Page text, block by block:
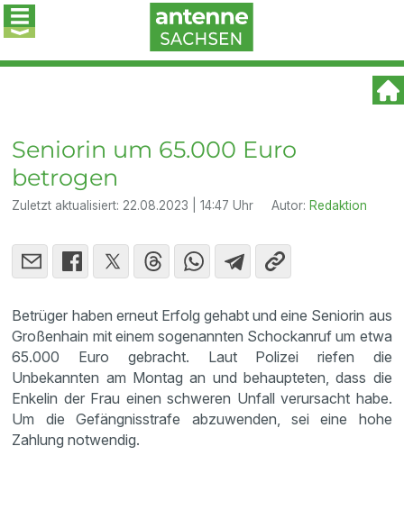
Seniorin um 65.000 Euro
betrogen
Zuletzt aktualisiert: 22.08.2023 | 14:47 Uhr Autor: Redaktion
Betrüger haben erneut Erfolg gehabt und eine Seniorin aus
Großenhain mit einem sogenannten Schockanruf um etwa
65.000 Euro gebracht. Laut Polizei riefen die
Unbekannten am Montag an und behaupteten, dass die
Enkelin der Frau einen schweren Unfall verursacht habe.
Um die Gefängnisstrafe abzuwenden, sei eine hohe
Zahlung notwendig.